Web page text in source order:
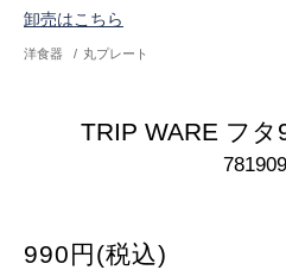
卸売はこちら
洋食器 / 丸プレート
TRIP WARE フタ
990円(税込)